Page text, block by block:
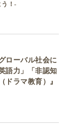
う！-
ローバル社会に
語力」「非認知
ドラマ教育）』